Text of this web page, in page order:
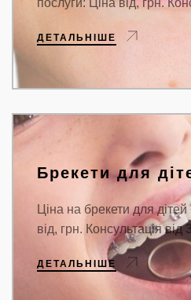
послуги: Ціна від, грн.
ДЕТАЛЬНІШЕ
Брекети для
Ціна на брекети для
від, грн. Консультація
ДЕТАЛЬНІШЕ